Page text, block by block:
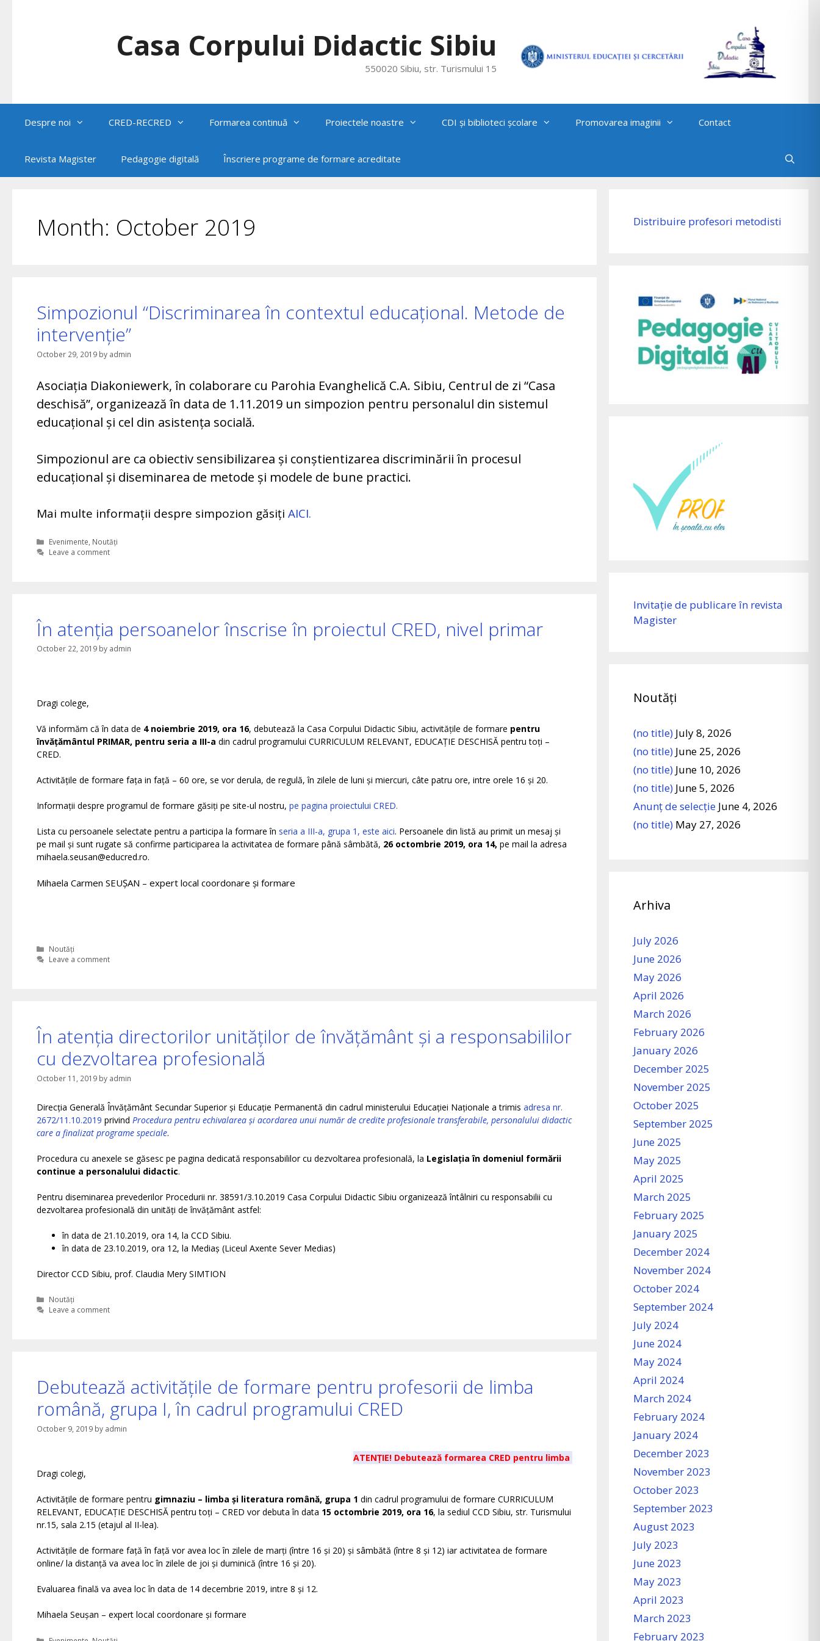
Casa Corpului Didactic Sibiu
550020 Sibiu, str. Turismului 15
Despre noi CRED-RECRED Formarea continuă Proiectele noastre CDI și biblioteci școlare Promovarea imaginii Contact
Revista Magister Pedagogie digitală Înscriere programe de formare acreditate
Month: October 2019
Simpozionul “Discriminarea în contextul educațional. Metode de
intervenție”
October 29, 2019 by admin
Asociația Diakoniewerk, în colaborare cu Parohia Evanghelică C.A. Sibiu, Centrul de zi “Casa
deschisă”, organizează în data de 1.11.2019 un simpozion pentru personalul din sistemul
educațional și cel din asistența socială.
Simpozionul are ca obiectiv sensibilizarea și conștientizarea discriminării în procesul
educațional și diseminarea de metode și modele de bune practici.
Mai multe informații despre simpozion găsiți AICI.
Categories
Evenimente Noutăți
Leave a comment
În atenția persoanelor înscrise în proiectul CRED, nivel primar
October 22, 2019 by admin
Dragi colege,
Vă informăm că în data de 4 noiembrie 2019, ora 16, debutează la Casa Corpului Didactic Sibiu, activitățile de formare pentru
învățământul PRIMAR, pentru seria a III-a din cadrul programului CURRICULUM RELEVANT, EDUCAȚIE DESCHISĂ pentru toți –
CRED.
Activitățile de formare fața in față – 60 ore, se vor derula, de regulă, în zilele de luni și miercuri, câte patru ore, intre orele 16 și 20.
Informații despre programul de formare găsiți pe site-ul nostru, pe pagina proiectului CRED.
Lista cu persoanele selectate pentru a participa la formare în seria a III-a, grupa 1, este aici. Persoanele din listă au primit un mesaj și
pe mail și sunt rugate să confirme participarea la activitatea de formare până sâmbătă, 26 octombrie 2019, ora 14, pe mail la adresa
mihaela.seusan@educred.ro.
Mihaela Carmen SEUȘAN – expert local coordonare și formare
Categories
Noutăți
Leave a comment
În atenția directorilor unităților de învățământ și a responsabililor
cu dezvoltarea profesională
October 11, 2019 by admin
Direcția Generală Învățământ Secundar Superior și Educație Permanentă din cadrul ministerului Educației Naționale a trimis adresa nr.
2672/11.10.2019 privind Procedura pentru echivalarea și acordarea unui număr de credite profesionale transferabile, personalului didactic
care a finalizat programe speciale.
Procedura cu anexele se găsesc pe pagina dedicată responsabililor cu dezvoltarea profesională, la Legislația în domeniul formării
continue a personalului didactic.
Pentru diseminarea prevederilor Procedurii nr. 38591/3.10.2019 Casa Corpului Didactic Sibiu organizează întâlniri cu responsabilii cu
dezvoltarea profesională din unități de învățământ astfel:
în data de 21.10.2019, ora 14, la CCD Sibiu.
în data de 23.10.2019, ora 12, la Mediaș (Liceul Axente Sever Medias)
Director CCD Sibiu, prof. Claudia Mery SIMTION
Categories
Noutăți
Leave a comment
Debutează activitățile de formare pentru profesorii de limba
română, grupa I, în cadrul programului CRED
October 9, 2019 by admin
ATENȚIE! Debutează formarea CRED pentru limba și literatura română, gupa I
Dragi colegi,
Activitățile de formare pentru gimnaziu – limba și literatura română, grupa 1 din cadrul programului de formare CURRICULUM
RELEVANT, EDUCAȚIE DESCHISĂ pentru toți – CRED vor debuta în data 15 octombrie 2019, ora 16, la sediul CCD Sibiu, str. Turismului
nr.15, sala 2.15 (etajul al II-lea).
Activitățile de formare față în față vor avea loc în zilele de marți (între 16 și 20) și sâmbătă (între 8 și 12) iar activitatea de formare
online/ la distanță va avea loc în zilele de joi și duminică (între 16 și 20).
Evaluarea finală va avea loc în data de 14 decembrie 2019, intre 8 și 12.
Mihaela Seușan – expert local coordonare și formare
Distribuire profesori metodisti
Invitație de publicare în revista
Magister
Noutăți
(no title) July 8, 2026
(no title) June 25, 2026
(no title) June 10, 2026
(no title) June 5, 2026
Anunț de selecție June 4, 2026
(no title) May 27, 2026
Arhiva
July 2026
June 2026
May 2026
April 2026
March 2026
February 2026
January 2026
December 2025
November 2025
October 2025
September 2025
June 2025
May 2025
April 2025
March 2025
February 2025
January 2025
December 2024
November 2024
October 2024
September 2024
July 2024
June 2024
May 2024
April 2024
March 2024
February 2024
January 2024
December 2023
November 2023
October 2023
September 2023
August 2023
July 2023
June 2023
May 2023
April 2023
March 2023
February 2023